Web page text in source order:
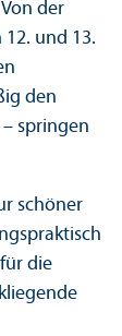
der
und 13.
den
springen
schöner
die